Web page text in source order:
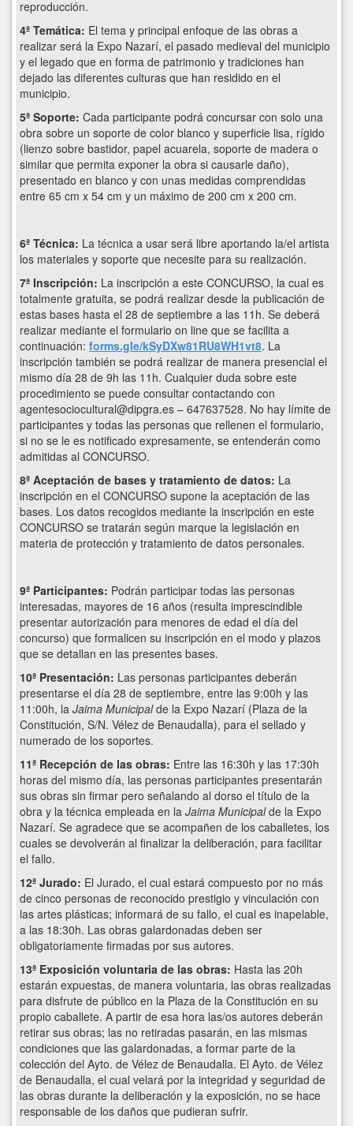
reproducción.
4ª Temática: El tema y principal enfoque de las obras a
realizar será la Expo Nazarí, el pasado medieval del municipio
y el legado que en forma de patrimonio y tradiciones han
dejado las diferentes culturas que han residido en el
municipio.
5ª Soporte: Cada participante podrá concursar con solo una
obra sobre un soporte de color blanco y superficie lisa, rígido
(lienzo sobre bastidor, papel acuarela, soporte de madera o
similar que permita exponer la obra si causarle daño),
presentado en blanco y con unas medidas comprendidas
entre 65 cm x 54 cm y un máximo de 200 cm x 200 cm.
6ª Técnica: La técnica a usar será libre aportando la/el artista
los materiales y soporte que necesite para su realización.
7ª Inscripción: La inscripción a este CONCURSO, la cual es
totalmente gratuita, se podrá realizar desde la publicación de
estas bases hasta el 28 de septiembre a las 11h. Se deberá
realizar mediante el formulario on line que se facilita a
continuación: forms.gle/kSyDXw81RU8WH1vt8. La
inscripción también se podrá realizar de manera presencial el
mismo día 28 de 9h las 11h. Cualquier duda sobre este
procedimiento se puede consultar contactando con
agentesociocultural@dipgra.es – 647637528. No hay límite de
participantes y todas las personas que rellenen el formulario,
si no se le es notificado expresamente, se entenderán como
admitidas al CONCURSO.
8ª Aceptación de bases y tratamiento de datos: La
inscripción en el CONCURSO supone la aceptación de las
bases. Los datos recogidos mediante la inscripción en este
CONCURSO se tratarán según marque la legislación en
materia de protección y tratamiento de datos personales.
9ª Participantes: Podrán participar todas las personas
interesadas, mayores de 16 años (resulta imprescindible
presentar autorización para menores de edad el día del
concurso) que formalicen su inscripción en el modo y plazos
que se detallan en las presentes bases.
10ª Presentación: Las personas participantes deberán
presentarse el día 28 de septiembre, entre las 9:00h y las
11:00h, la Jaima Municipalde la Expo Nazarí (Plaza de la
Constitución, S/N. Vélez de Benaudalla), para el sellado y
numerado de los soportes.
11ª Recepción de las obras: Entre las 16:30h y las 17:30h
horas del mismo día, las personas participantes presentarán
sus obras sin firmar pero señalando al dorso el título de la
obra y la técnica empleada en la Jaima Municipalde la Expo
Nazarí. Se agradece que se acompañen de los caballetes, los
cuales se devolverán al finalizar la deliberación, para facilitar
el fallo.
12ª Jurado: El Jurado, el cual estará compuesto por no más
de cinco personas de reconocido prestigio y vinculación con
las artes plásticas; informará de su fallo, el cual es inapelable,
a las 18:30h. Las obras galardonadas deben ser
obligatoriamente firmadas por sus autores.
13ª Exposición voluntaria de las obras: Hasta las 20h
estarán expuestas, de manera voluntaria, las obras realizadas
para disfrute de público en la Plaza de la Constitución en su
propio caballete. A partir de esa hora las/os autores deberán
retirar sus obras; las no retiradas pasarán, en las mismas
condiciones que las galardonadas, a formar parte de la
colección del Ayto. de Vélez de Benaudalla. El Ayto. de Vélez
de Benaudalla, el cual velará por la integridad y seguridad de
las obras durante la deliberación y la exposición, no se hace
responsable de los daños que pudieran sufrir.